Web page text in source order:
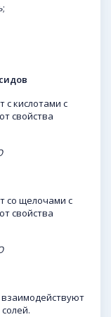
;
кислотами с
свойства
со щелочами с
свойства
взаимодействуют